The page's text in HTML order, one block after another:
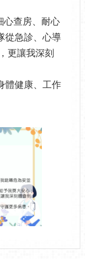
心查房、耐心
從急診、心導
更讓我深刻
體健康、工作